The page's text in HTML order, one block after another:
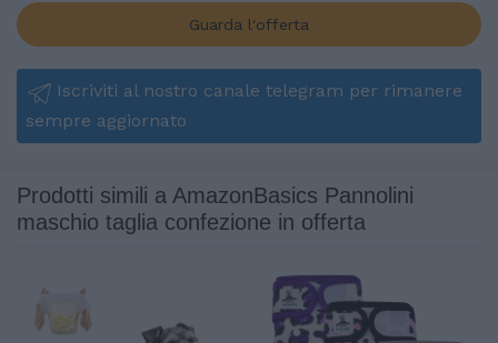
Guarda l'offerta
Iscriviti al nostro canale telegram per rimanere
sempre aggiornato
Prodotti simili a AmazonBasics Pannolini
maschio taglia confezione in offerta